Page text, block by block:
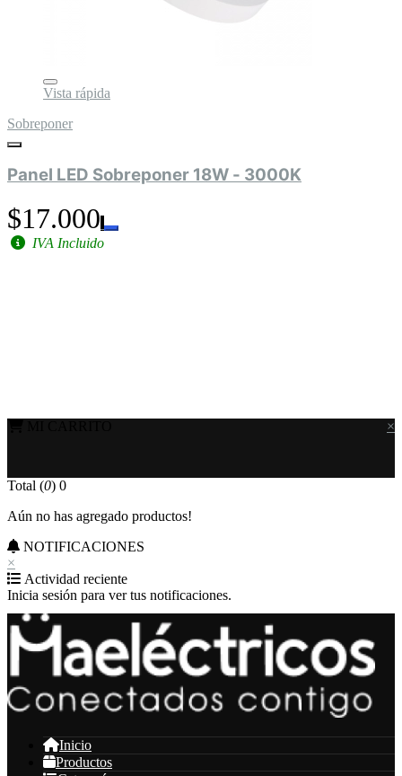
Vista rápida
Sobreponer
Panel LED Sobreponer 18W - 3000K
$17.000
IVA Incluido
×
Total (0) 0
Aún no has agregado productos!
NOTIFICACIONES
×
Actividad reciente
Inicia sesión para ver tus notificaciones.
Inicio
Productos